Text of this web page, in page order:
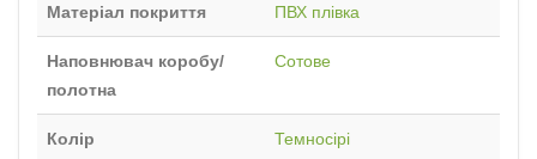
Матеріал покриття ПВХ плівка
Наповнювач коробу/
полотна
Сотове
Колір Темносірі